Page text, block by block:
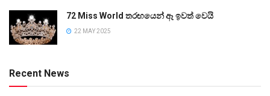
72 Miss World තරඟයෙන් ඈ ඉවත් වෙයි
22 MAY 2025
Recent News